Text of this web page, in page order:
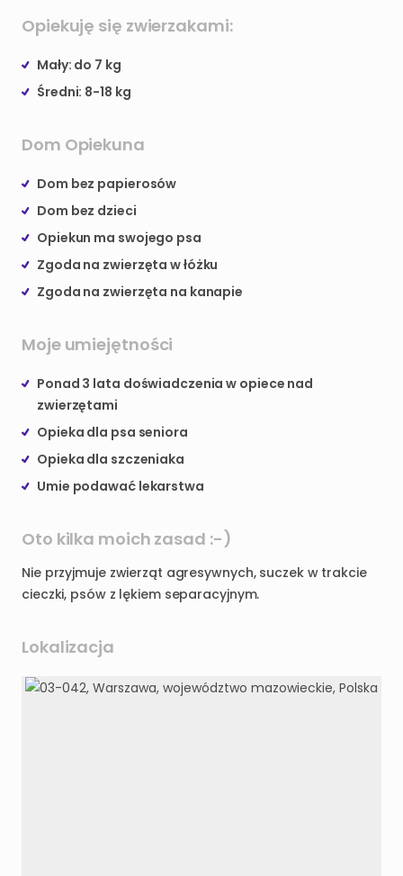
Opiekuję się zwierzakami:
Mały: do 7 kg
Średni: 8-18 kg
Dom Opiekuna
Dom bez papierosów
Dom bez dzieci
Opiekun ma swojego psa
Zgoda na zwierzęta w łóżku
Zgoda na zwierzęta na kanapie
Moje umiejętności
Ponad 3 lata doświadczenia w opiece nad
zwierzętami
Opieka dla psa seniora
Opieka dla szczeniaka
Umie podawać lekarstwa
Oto kilka moich zasad :-)
Nie przyjmuje zwierząt agresywnych, suczek w trakcie
cieczki, psów z lękiem separacyjnym.
Lokalizacja